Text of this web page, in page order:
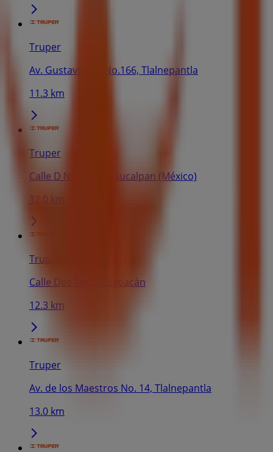
Truper
Av. Gustavo Baz No.166, Tlalnepantla
11.3 km
Truper
Calle D No. 31-A, Naucalpan (México)
12.0 km
Truper
Calle Dos No.3, Coyoacán
12.3 km
Truper
Av. de los Maestros No. 14, Tlalnepantla
13.0 km